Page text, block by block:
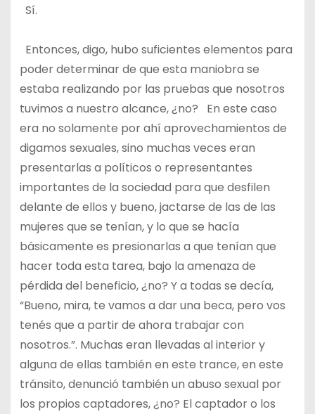
Sí.
Entonces, digo, hubo suficientes elementos para
poder determinar de que esta maniobra se
estaba realizando por las pruebas que nosotros
tuvimos a nuestro alcance, ¿no? En este caso
era no solamente por ahí aprovechamientos de
digamos sexuales, sino muchas veces eran
presentarlas a políticos o representantes
importantes de la sociedad para que desfilen
delante de ellos y bueno, jactarse de las de las
mujeres que se tenían, y lo que se hacía
básicamente es presionarlas a que tenían que
hacer toda esta tarea, bajo la amenaza de
pérdida del beneficio, ¿no? Y a todas se decía,
“Bueno, mira, te vamos a dar una beca, pero vos
tenés que a partir de ahora trabajar con
nosotros.”. Muchas eran llevadas al interior y
alguna de ellas también en este trance, en este
tránsito, denunció también un abuso sexual por
los propios captadores, ¿no? El captador o los